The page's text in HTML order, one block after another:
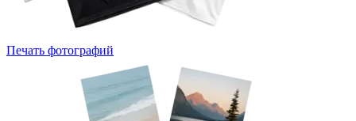
Печать фотографий